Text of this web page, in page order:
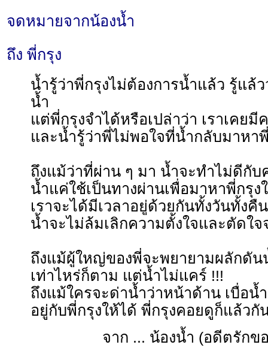
จดหมายจากน้องน้ำ
ถึง พี่กรุง
น้ำรู้ว่าพี่กรุงไม่ต้องการน้ำแล้ว รู้แ
น้ำ
แต่พี่กรุงจำได้หรือเปล่าว่า เราเคย
และน้ำรู้ว่าพี่ไม่พอใจที่น้ำกลับมาหา
ถึงแม้ว่าที่ผ่าน ๆ มา น้ำจะทำไม่ดีกั
น้ำแค่ใช้เป็นทางผ่านเพื่อมาหาพี่กรุง
เราจะได้มีเวลาอยู่ด้วยกันทั้งวันทั้งคื
น้ำจะไม่ล้มเลิกความตั้งใจและตัดใ
ถึงแม้ผู้ใหญ่ของพี่จะพยายามผลักดัน
เท่าไหร่ก็ตาม แต่น้ำไม่แคร์ !!!
ถึงแม้ใครจะด่าน้ำว่าหน้าด้าน เบื่อน้
อยู่กับพี่กรุงให้ได้ พี่กรุงคอยดูก็แล้วกั
จาก ... น้องน้ำ (อดีตรักข